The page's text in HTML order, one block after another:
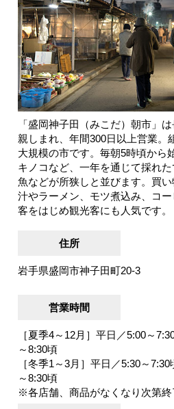
「盛岡神子田（みこだ）朝市」
親しまれ、年間300日以上営業。
大規模の市です。毎朝5時頃から
キノコなど、一年を通じて採れ
魚などが所狭しと並びます。買
汁やラーメン、モツ煮込み、コ
客をはじめ観光客にも人気です。
住所
岩手県盛岡市神子田町20-3
営業時間
［夏季4～12月］平日／5:00～
～8:30頃
［冬季1～3月］平日／5:30～
～8:30頃
※各店舗、商品がなくなり次第終